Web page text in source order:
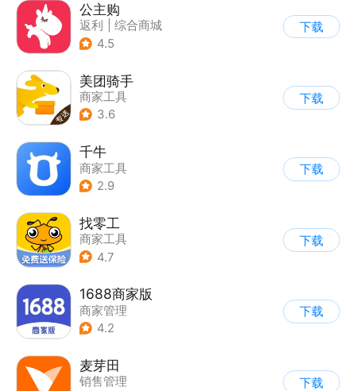
公主购
返利
综合商城
| 潮流商城
4.5
下载
美团骑手
商家工具
3.6
下载
千牛
商家工具
2.9
下载
找零工
商家工具
4.7
下载
1688商家版
商家管理
4.2
下载
麦芽田
销售管理
下载